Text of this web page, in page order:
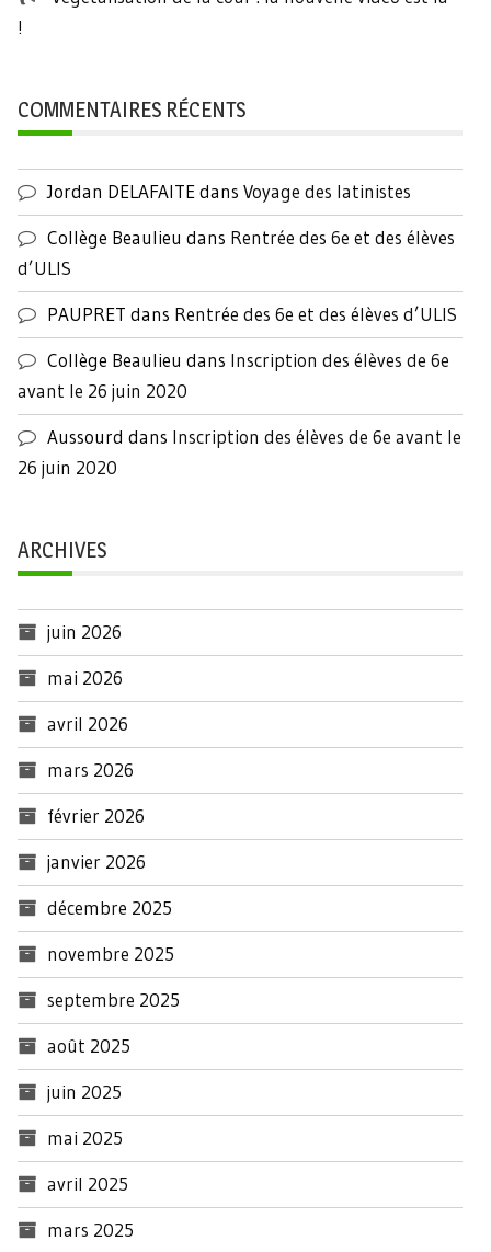
!
COMMENTAIRES RÉCENTS
Jordan DELAFAITEdans Voyage des latinistes
Collège Beaulieu dans Rentrée des 6e et des élèves
d’ULIS
PAUPRET dans Rentrée des 6e et des élèves d’ULIS
Collège Beaulieu dans Inscription des élèves de 6e
avant le 26 juin 2020
Aussourd dans Inscription des élèves de 6e avant le
26 juin 2020
ARCHIVES
juin 2026
mai 2026
avril 2026
mars 2026
février 2026
janvier 2026
décembre 2025
novembre 2025
septembre 2025
août 2025
juin 2025
mai 2025
avril 2025
mars 2025